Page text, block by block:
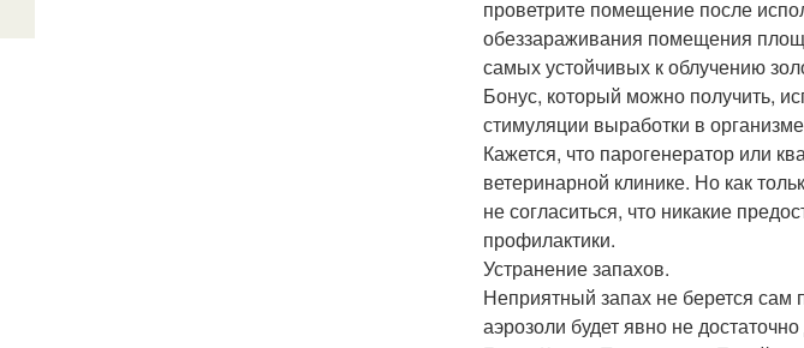
проветрите помещение после
обеззараживания помещения
самых устойчивых к облучению
Бонус, который можно получить,
стимуляции выработки в
Кажется, что парогенератор или
ветеринарной клинике. Но как
не согласиться, что никакие
профилактики.
Устранение запахов.
Неприятный запах не берется сам
аэрозоли будет явно не